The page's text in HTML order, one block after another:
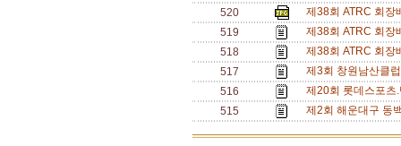
520
제38회 ATRC 회
519
제38회 ATRC 회
518
제38회 ATRC 회
517
제3회 창원남산클
516
제20회 롯데스포
515
제2회 해운대구 동